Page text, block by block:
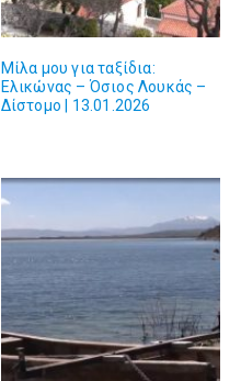
Μίλα μου για ταξίδια:
Ελικώνας – Όσιος Λουκάς –
Δίστομο | 13.01.2026